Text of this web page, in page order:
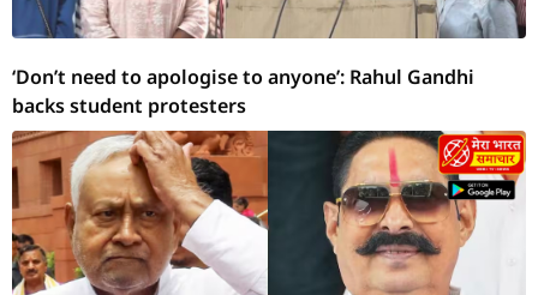
‘Don’t need to apologise to anyone’: Rahul Gandhi
backs student protesters